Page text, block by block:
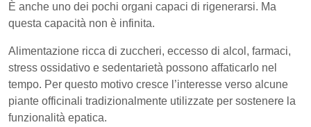
È anche uno dei pochi organi capaci di rigenerarsi. Ma
questa capacità non è infinita.
Alimentazione ricca di zuccheri, eccesso di alcol, farmaci,
stress ossidativo e sedentarietà possono affaticarlo nel
tempo. Per questo motivo cresce l’interesse verso alcune
piante officinali tradizionalmente utilizzate per sostenere la
funzionalità epatica.